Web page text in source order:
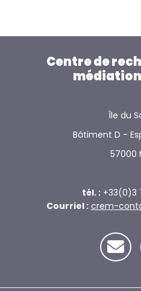
Centre de
Île du
Bâtiment D -
57000
tél. : +33(0)3
Courriel : crem-